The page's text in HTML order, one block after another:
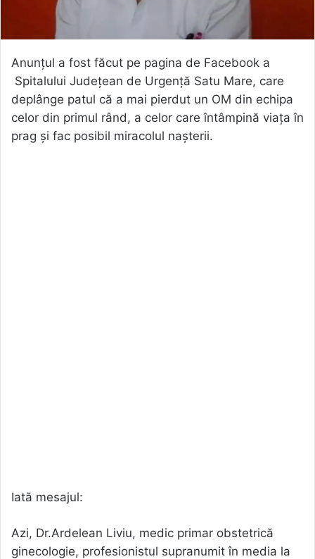
Anunțul a fost făcut pe pagina de Facebook a
Spitalului Județean de Urgență Satu Mare, care
deplânge patul că a mai pierdut un OM din echipa
celor din primul rând, a celor care întâmpină viața în
prag și fac posibil miracolul nașterii.
Iată mesajul:
Azi, Dr.Ardelean Liviu, medic primar obstetrică
ginecologie, profesionistul supranumit în media la